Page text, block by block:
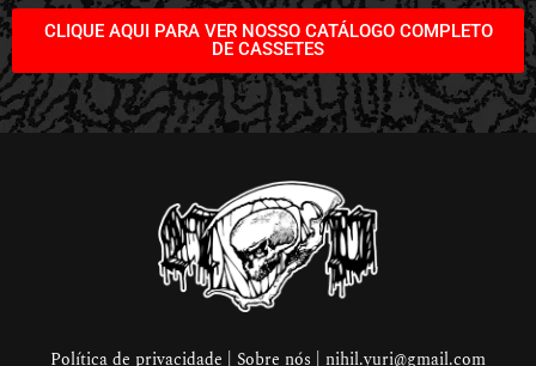
CLIQUE AQUI PARA VER NOSSO CATÁLOGO COMPLETO
DE CASSETES
Política de privacidade | Sobre nós | nihil.yuri@gmail.com